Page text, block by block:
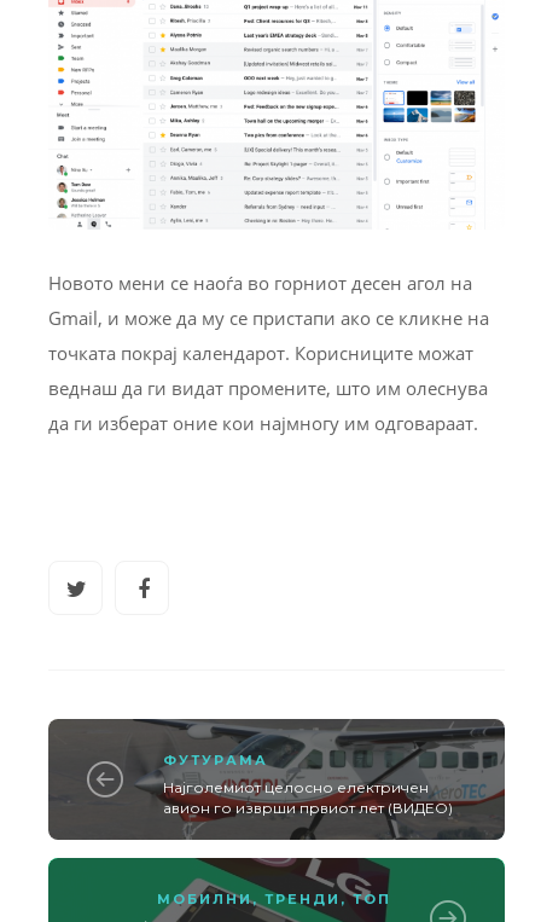
Новото мени се наоѓа во горниот десен агол на
Gmail, и може да му се пристапи ако се кликне на
точката покрај календарот. Корисниците можат
веднаш да ги видат промените, што им олеснува
да ги изберат оние кои најмногу им одговараат.
ФУТУРАМА
Најголемиот целосно електричен
авион го изврши првиот лет (ВИДЕО)
МОБИЛНИ, ТРЕНДИ ,ТОП